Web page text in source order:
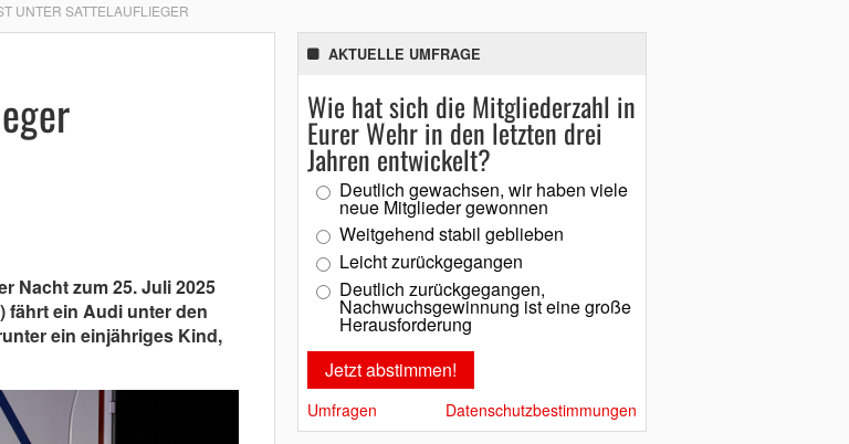
UNTER SATTELAUFLIEGER
Nacht zum 25. Juli 2025
fährt ein Audi unter den
ein einjähriges Kind,
AKTUELLE UMFRAGE
Wie hat sich die Mitgliederzahl in
Eurer Wehr in den letzten drei
Jahren entwickelt?
Deutlich gewachsen, wir haben viele
neue Mitglieder gewonnen
Weitgehend stabil geblieben
Leicht zurückgegangen
Deutlich zurückgegangen,
Nachwuchsgewinnung ist eine große
Herausforderung
Umfragen Datenschutzbestimmungen